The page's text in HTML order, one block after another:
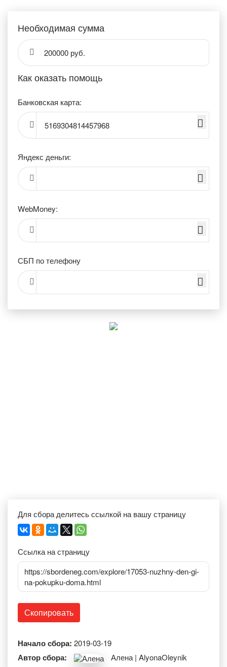
Необходимая сумма
200000 руб.
Как оказать помощь
Банковская карта:
5169304814457968
Яндекс деньги:
WebMoney:
СБП по телефону
Для сбора делитесь ссылкой на вашу страницу
Ссылка на страницу
https://sbordeneg.com/explore/17053-nuzhny-den-gi-
na-pokupku-doma.html
Скопировать
Начало сбора: 2019-03-19
Автор сбора: Алена | AlyonaOleynik